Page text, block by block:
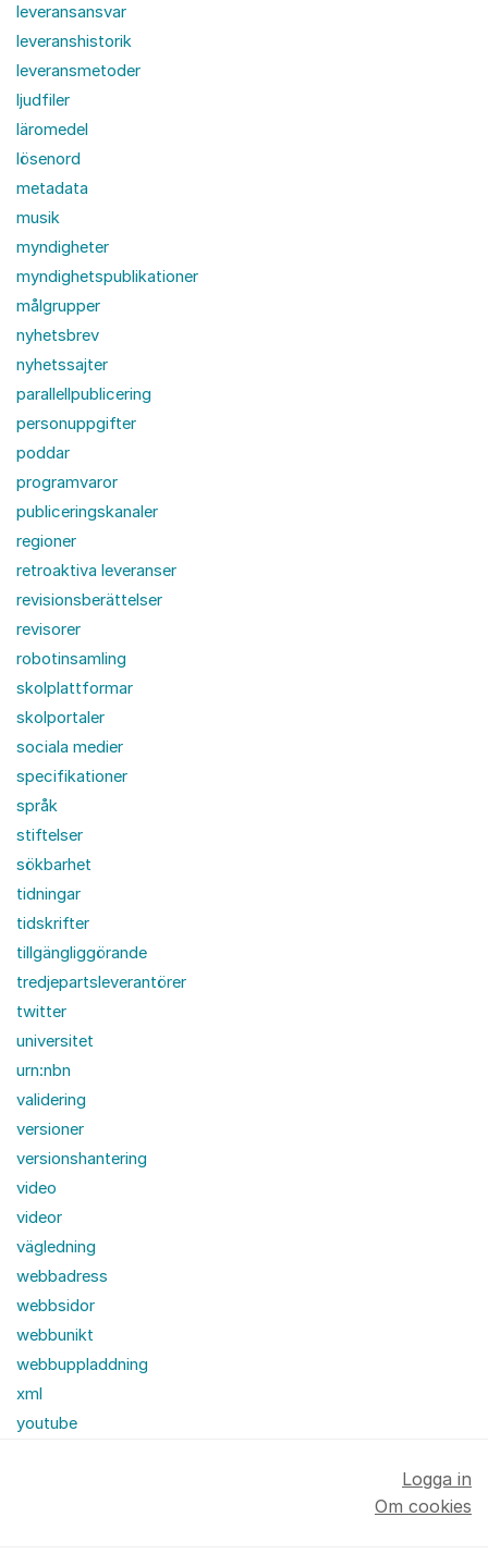
leveransansvar
leveranshistorik
leveransmetoder
ljudfiler
läromedel
lösenord
metadata
musik
myndigheter
myndighetspublikationer
målgrupper
nyhetsbrev
nyhetssajter
parallellpublicering
personuppgifter
poddar
programvaror
publiceringskanaler
regioner
retroaktiva leveranser
revisionsberättelser
revisorer
robotinsamling
skolplattformar
skolportaler
sociala medier
specifikationer
språk
stiftelser
sökbarhet
tidningar
tidskrifter
tillgängliggörande
tredjepartsleverantörer
twitter
universitet
urn:nbn
validering
versioner
versionshantering
video
videor
vägledning
webbadress
webbsidor
webbunikt
webbuppladdning
xml
youtube
Logga in
Om cookies